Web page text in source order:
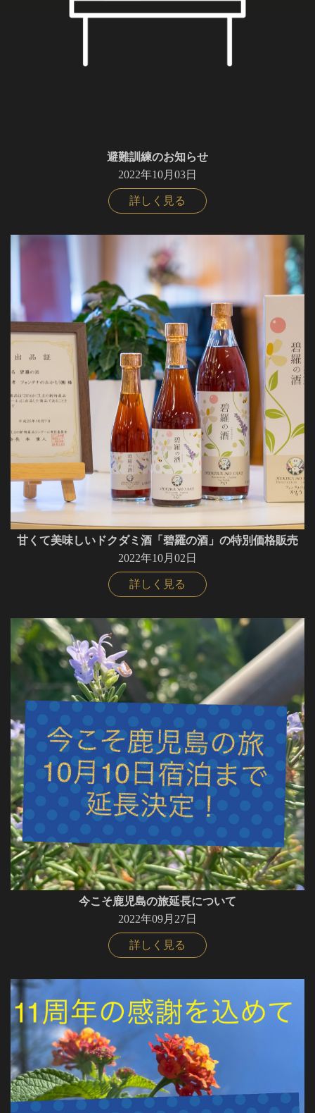
避難訓練のお知らせ
2022年10月03日
詳しく見る
甘くて美味しいドクダミ酒「碧羅の酒」の特別価格販売
2022年10月02日
詳しく見る
今こそ鹿児島の旅延長について
2022年09月27日
詳しく見る